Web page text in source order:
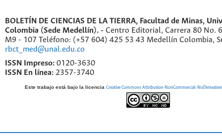
BOLETÍN DE CIENCIAS DE LA TIERRA, Facultad de Minas,
Colombia (Sede Medellín). - Centro Editorial, Carrera 80 No.
M9 - 107 Teléfono: (+57 604) 425 53 43 Medellín Colombia,
rbct_med@unal.edu.co
ISSN Impreso: 0120-3630
ISSN En línea: 2357-3740
Este trabajo está bajo la licencia Creative Commons Attribution-NonCommercial-